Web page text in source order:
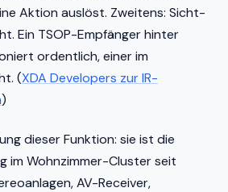
Aktion auslöst. Zweitens: Sicht-
Ein TSOP-Empfänger hinter
ordentlich, einer im
(XDA Developers zur IR-
)
dieser Funktion: sie ist die
im Wohnzimmer-Cluster seit
AV-Receiver,